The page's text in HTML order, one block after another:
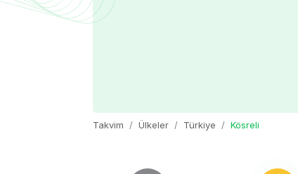
Takvim Ülkeler Türkiye Kösreli